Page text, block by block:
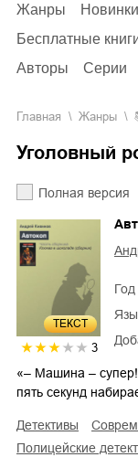
Жанры Новинки
Бесплатные
Авторы
Серии
Главная Жанры
Уголовный
Полная версия
ТЕКСТ
3
«– Машина –
пять секунд
детективы
полицейские